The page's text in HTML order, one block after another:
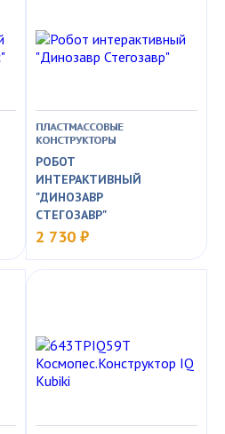
ПЛАСТМАССОВЫЕ
КОНСТРУКТОРЫ
РОБОТ
ИНТЕРАКТИВНЫЙ
"ДИНОЗАВР
СТЕГОЗАВР"
2 730 ₽